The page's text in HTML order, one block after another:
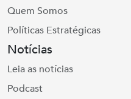
Quem Somos
Políticas Estratégicas
Notícias
Leia as notícias
Podcast